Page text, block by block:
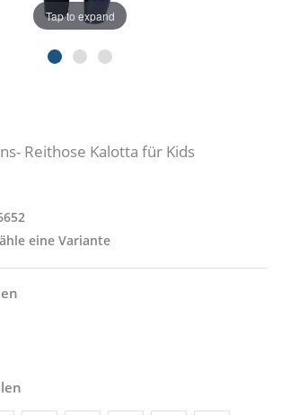
Tap to expand
Reithose Kalotta für Kids
eine Variante